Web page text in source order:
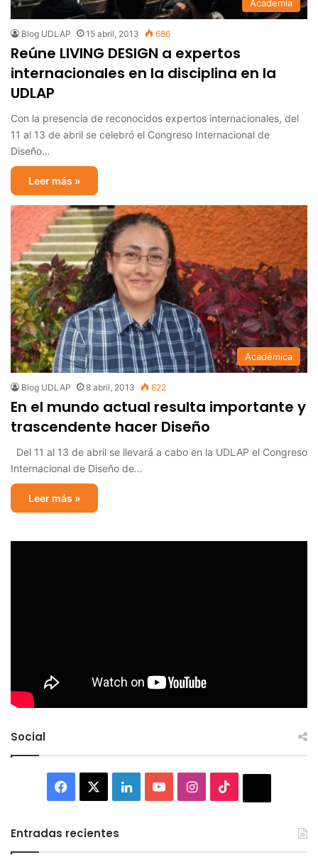
Academia
Blog UDLAP 15 abril, 2013 686
Reúne LIVING DESIGN a expertos
internacionales en la disciplina en la
UDLAP
Con la presencia de reconocidos expertos internacionales, del
11 al 13 de abril se celebró el Congreso Internacional de
Diseño…
Leer más »
Académica
Blog UDLAP 8 abril, 2013 622
En el mundo actual resulta importante y
trascendente hacer Diseño
Del 11 al 13 de abril se llevará a cabo en la UDLAP el Congreso
Internacional de Diseño de…
Leer más »
Social
Facebook LinkedInYouTubeInstagram
Entradas recientes